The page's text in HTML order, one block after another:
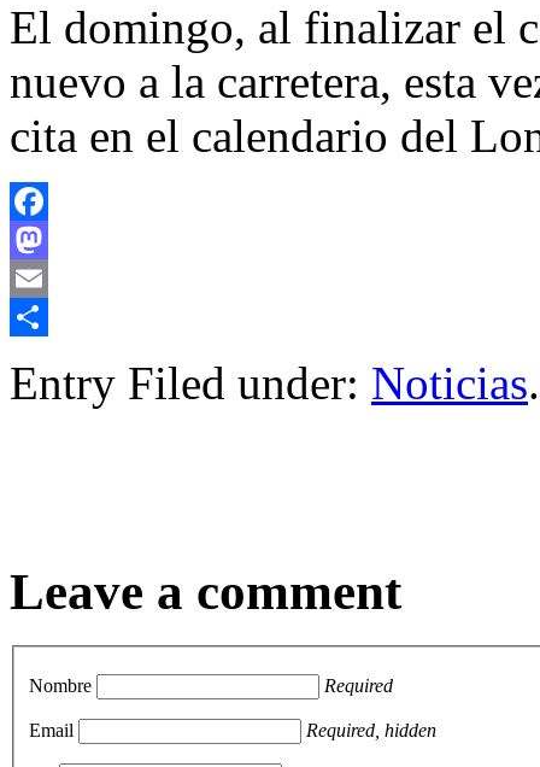
El domingo, al finalizar el
nuevo a la carretera, esta
cita en el calendario del
Facebook
Mastodon
Email
Entry Filed under: Noticias
Leave a comment
Nombre Required
Email Required, hidden